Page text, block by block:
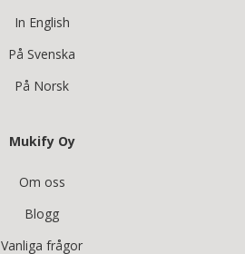
In English
På Svenska
På Norsk
Mukify Oy
Om oss
Blogg
Vanliga frågor